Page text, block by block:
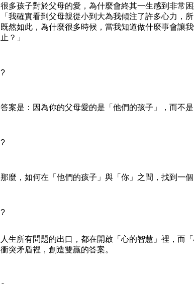
很多孩子對於父母的愛，為什麼會終其一生感到非常
「我確實看到父母親從小到大為我傾注了許多心力，
既然如此，為什麼很多時候，當我知道做什麼事會讓
止？」
?
答案是：因為你的父母愛的是「他們的孩子」，而不是
?
那麼，如何在「他們的孩子」與「你」之間，找到一
?
人生所有問題的出口，都在開啟「心的智慧」裡，而
衝突矛盾裡，創造雙贏的答案。